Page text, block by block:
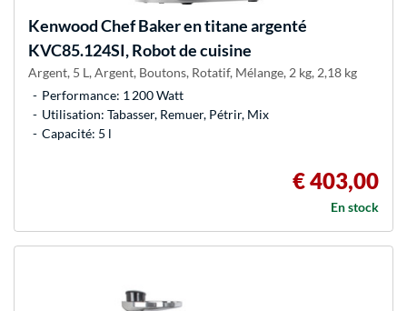
KenwoodChef Baker en titane argenté
KVC85.124SI, Robot de cuisine
Argent, 5 L, Argent, Boutons, Rotatif, Mélange, 2 kg, 2,18 kg
Performance: 1 200 Watt
Utilisation: Tabasser, Remuer, Pétrir, Mix
Capacité: 5 l
€ 403,00
En stock